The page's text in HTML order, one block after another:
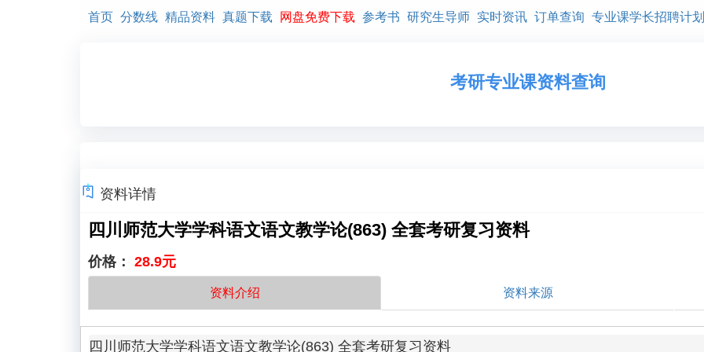
首页 分数线 精品资料 真题下载 网盘免费下载 参考书 研究生导师 实时资讯 订单查询 专业课学长招聘计划
考研专业课资料查询
资料详情
四川师范大学学科语文语文教学论(863) 全套考研复习资料
价格： 28.9元
资料介绍 资料来源
四川师范大学学科语文语文教学论(863) 全套考研复习资料